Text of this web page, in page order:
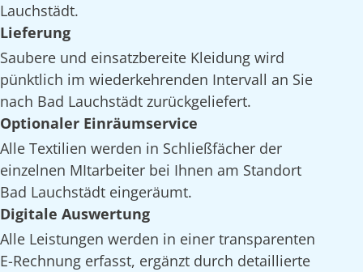
Lauchstädt.
Lieferung
Saubere und einsatzbereite Kleidung wird
pünktlich im wiederkehrenden Intervall an Sie
nach Bad Lauchstädt zurückgeliefert.
Optionaler Einräumservice
Alle Textilien werden in Schließfächer der
einzelnen MItarbeiter bei Ihnen am Standort
Bad Lauchstädt eingeräumt.
Digitale Auswertung
Alle Leistungen werden in einer transparenten
E-Rechnung erfasst, ergänzt durch detaillierte